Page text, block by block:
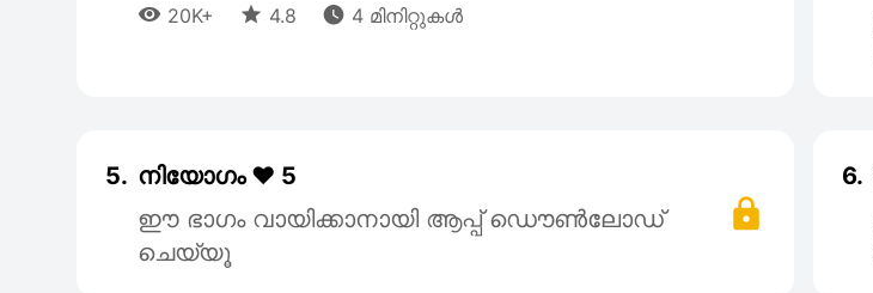
 20K+  4.8  4 മിനിറ്റുകൾ
5. നിയോഗം ❤️ 5
ഈ ഭാഗം വായിക്കാനായി ആപ്പ് ഡൌൺലോഡ്
ചെയ്യൂ
6.